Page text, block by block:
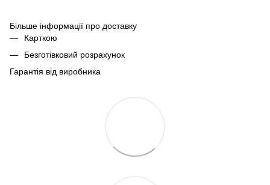
Більше інформації про доставку
Карткою
Безготівковий розрахунок
Гарантія від виробника